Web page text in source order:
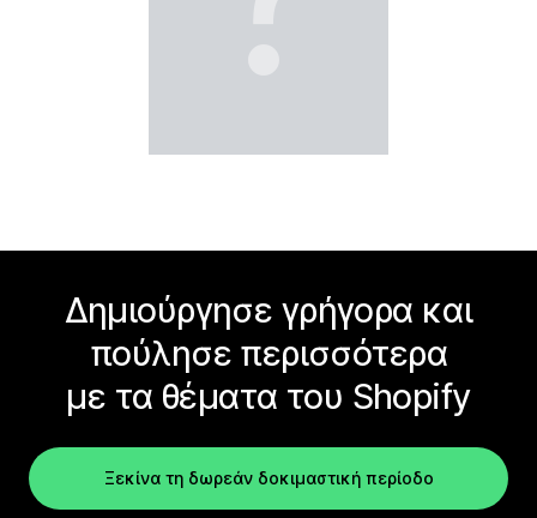
Δημιούργησε γρήγορα και
πούλησε περισσότερα
με τα θέματα του Shopify
Ξεκίνα τη δωρεάν δοκιμαστική περίοδο